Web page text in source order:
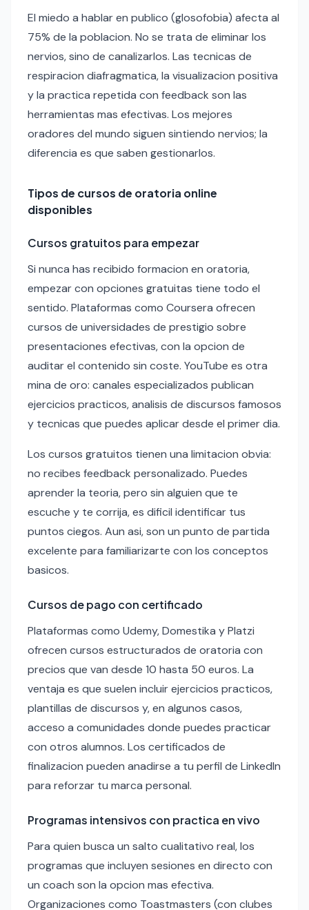
El miedo a hablar en publico (glosofobia) afecta al
75% de la poblacion. No se trata de eliminar los
nervios, sino de canalizarlos. Las tecnicas de
respiracion diafragmatica, la visualizacion positiva
y la practica repetida con feedback son las
herramientas mas efectivas. Los mejores
oradores del mundo siguen sintiendo nervios; la
diferencia es que saben gestionarlos.
Tipos de cursos de oratoria online
disponibles
Cursos gratuitos para empezar
Si nunca has recibido formacion en oratoria,
empezar con opciones gratuitas tiene todo el
sentido. Plataformas como Coursera ofrecen
cursos de universidades de prestigio sobre
presentaciones efectivas, con la opcion de
auditar el contenido sin coste. YouTube es otra
mina de oro: canales especializados publican
ejercicios practicos, analisis de discursos famosos
y tecnicas que puedes aplicar desde el primer dia.
Los cursos gratuitos tienen una limitacion obvia:
no recibes feedback personalizado. Puedes
aprender la teoria, pero sin alguien que te
escuche y te corrija, es dificil identificar tus
puntos ciegos. Aun asi, son un punto de partida
excelente para familiarizarte con los conceptos
basicos.
Cursos de pago con certificado
Plataformas como Udemy, Domestika y Platzi
ofrecen cursos estructurados de oratoria con
precios que van desde 10 hasta 50 euros. La
ventaja es que suelen incluir ejercicios practicos,
plantillas de discursos y, en algunos casos,
acceso a comunidades donde puedes practicar
con otros alumnos. Los certificados de
finalizacion pueden anadirse a tu perfil de LinkedIn
para reforzar tu marca personal.
Programas intensivos con practica en vivo
Para quien busca un salto cualitativo real, los
programas que incluyen sesiones en directo con
un coach son la opcion mas efectiva.
Organizaciones como Toastmasters (con clubes